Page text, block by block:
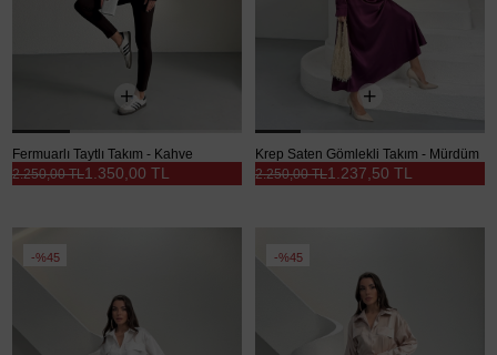
Fermuarlı Taytlı Takım - Kahve
1.350,00 TL
2.250,00 TL
Krep Saten Gömlekli Takım - Mürdüm
1.237,50 TL
2.250,00 TL
%45 %45